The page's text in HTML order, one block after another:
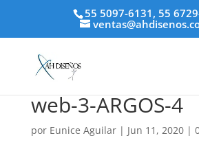
55 5097-6131, 55
web-3-ARGOS-4
por Eunice Aguilar| Jun 11, 2020|